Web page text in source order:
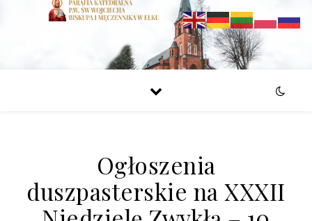
Ogłoszenia
duszpasterskie na XXXII